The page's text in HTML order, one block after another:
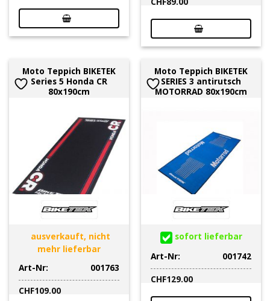
Moto Teppich BIKETEK
Series 5 Honda CR
80x190cm
ausverkauft, nicht
mehr lieferbar
Art-Nr:
001763
CHF109.00
Moto Teppich BIKETEK
SERIES 3 antirutsch
MOTORRAD 80x190cm
sofort lieferbar
Art-Nr:
001742
CHF129.00